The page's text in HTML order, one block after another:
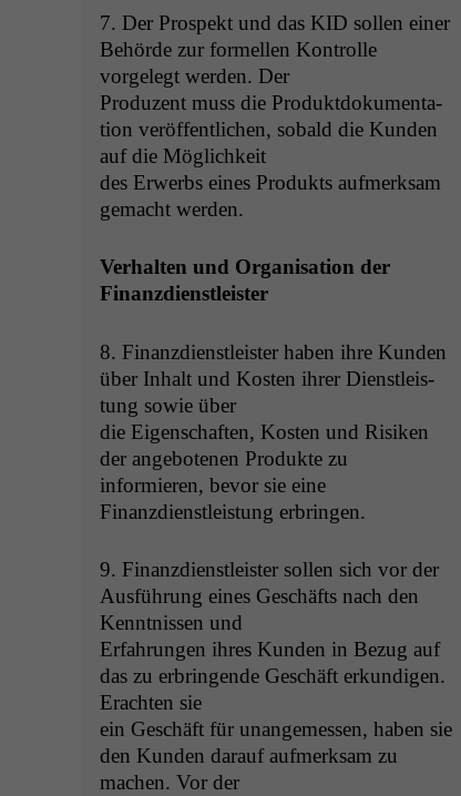
7. Der Prospekt und das KID sollen ein­er
Behörde zur formellen Kon­trolle
vorgelegt wer­den. Der
Pro­duzent muss die Pro­duk­t­doku­men­ta­
tion veröf­fentlichen, sobald die Kun­den
auf die Möglichkeit
des Erwerbs eines Pro­duk­ts aufmerk­sam
gemacht werden.
Ver­hal­ten und Organ­i­sa­tion der
Finanzdienstleister
8. Finanz­di­en­stleis­ter haben ihre Kun­den
über Inhalt und Kosten ihrer Dien­stleis­
tung sowie über
die Eigen­schaften, Kosten und Risiken
der ange­bote­nen Pro­duk­te zu
informieren, bevor sie eine
Finanz­di­en­stleis­tung erbringen.
9. Finanz­di­en­stleis­ter sollen sich vor der
Aus­führung eines Geschäfts nach den
Ken­nt­nis­sen und
Erfahrun­gen ihres Kun­den in Bezug auf
das zu erbrin­gende Geschäft erkundi­gen.
Eracht­en sie
ein Geschäft für unangemessen, haben sie
den Kun­den darauf aufmerk­sam zu
machen. Vor der